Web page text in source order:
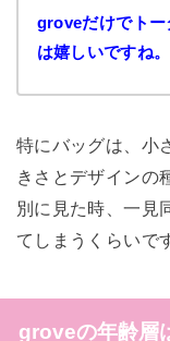
groveだけでトー
は嬉しいですね。
特にバッグは、小
きさとデザインの
別に見た時、一見
てしまうくらいで
groveの年齢層